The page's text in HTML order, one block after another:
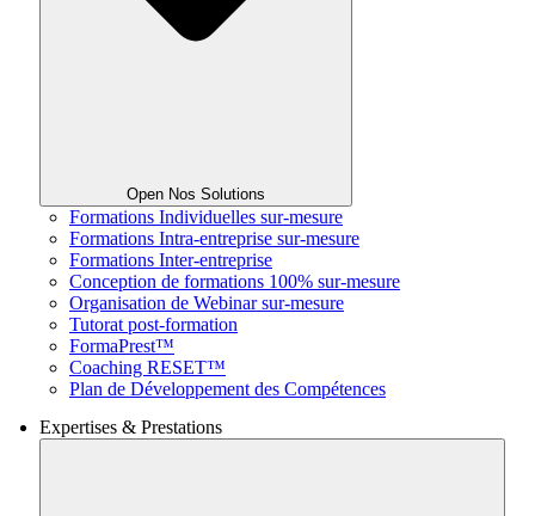
Open Nos Solutions
Formations Individuelles sur-mesure
Formations Intra-entreprise sur-mesure
Formations Inter-entreprise
Conception de formations 100% sur-mesure
Organisation de Webinar sur-mesure
Tutorat post-formation
FormaPrest™
Coaching RESET™
Plan de Développement des Compétences
Expertises & Prestations